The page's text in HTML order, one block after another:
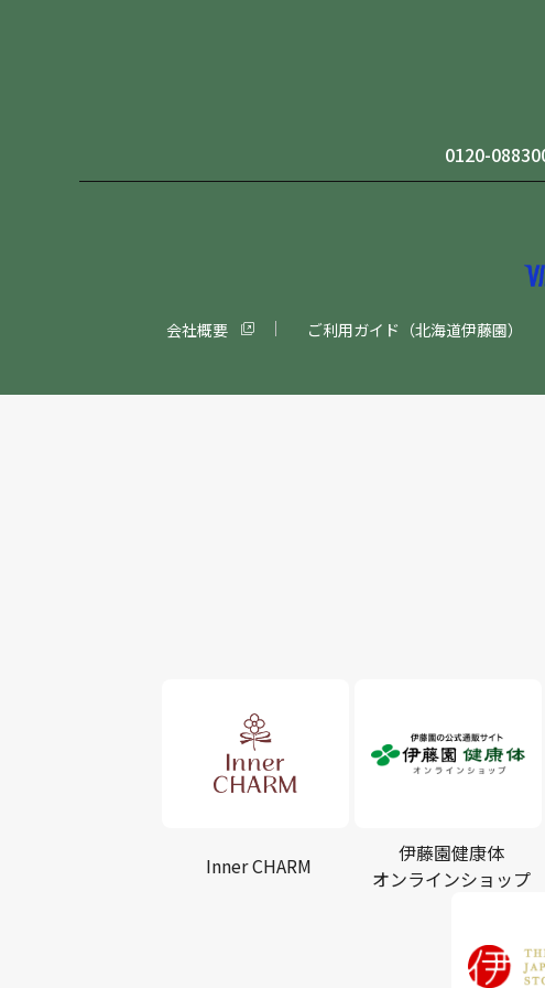
0120-
会社概要 ご利用ガイド（北海道伊藤園）
Inner CHARM
伊藤園健康体
オンラインショップ